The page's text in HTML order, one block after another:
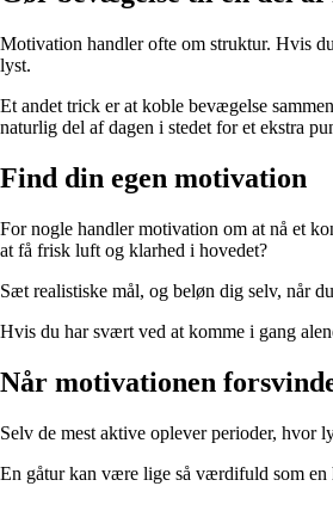
Motivation handler ofte om struktur. Hvis
lyst.
Et andet trick er at koble bevægelse
naturlig del af dagen i stedet for et ekstra
Find din egen motivation
For nogle handler motivation om at nå et
at få frisk luft og klarhed i hovedet?
Sæt realistiske mål, og beløn dig selv, når
Hvis du har svært ved at komme i gang
Når motivationen
Selv de mest aktive oplever perioder, hvor
En gåtur kan være lige så værdifuld som